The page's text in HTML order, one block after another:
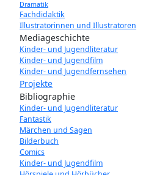
Dramatik
Fachdidaktik
Illustratorinnen und Illustratoren
Mediageschichte
Kinder- und Jugendliteratur
Kinder- und Jugendfilm
Kinder- und Jugendfernsehen
Projekte
Bibliographie
Kinder- und Jugendliteratur
Fantastik
Märchen und Sagen
Bilderbuch
Comics
Kinder- und Jugendfilm